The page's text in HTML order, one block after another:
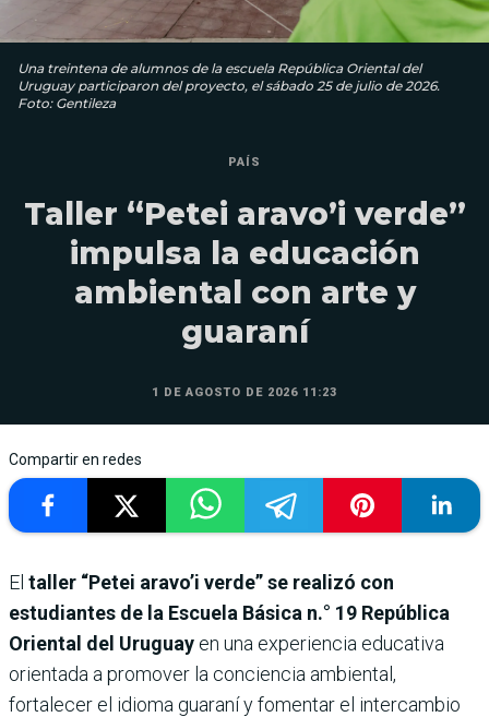
Una treintena de alumnos de la escuela República Oriental del
Uruguay participaron del proyecto, el sábado 25 de julio de 2026.
Foto: Gentileza
PAÍS
Taller “Petei aravo’i verde”
impulsa la educación
ambiental con arte y
guaraní
1 DE AGOSTO DE 2026 11:23
Compartir en redes
El taller “Petei aravo’i verde” se realizó con
estudiantes de la Escuela Básica n.° 19 República
Oriental del Uruguay en una experiencia educativa
orientada a promover la conciencia ambiental,
fortalecer el idioma guaraní y fomentar el intercambio